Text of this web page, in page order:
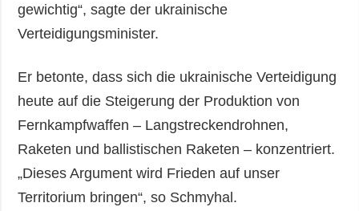
gewichtig“, sagte der ukrainische
Verteidigungsminister.
Er betonte, dass sich die ukrainische Verteidigung
heute auf die Steigerung der Produktion von
Fernkampfwaffen – Langstreckendrohnen,
Raketen und ballistischen Raketen – konzentriert.
„Dieses Argument wird Frieden auf unser
Territorium bringen“, so Schmyhal.